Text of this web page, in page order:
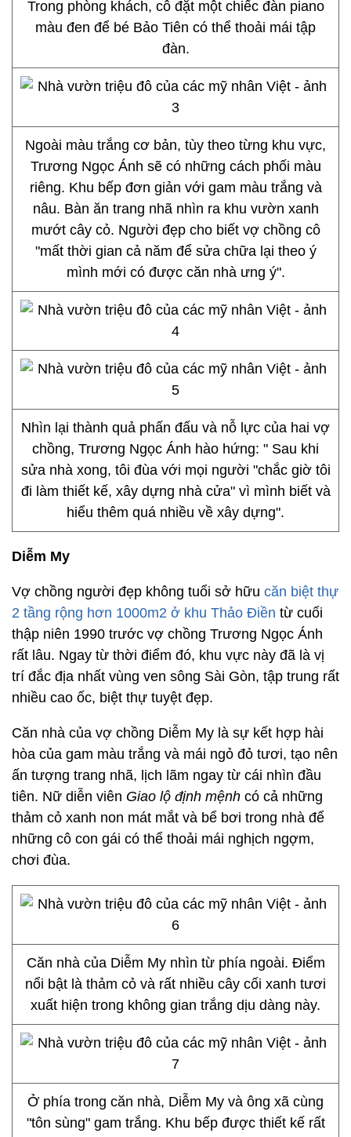
Trong phòng khách, cô đặt một chiếc đàn piano
màu đen để bé Bảo Tiên có thể thoải mái tập
đàn.
Ngoài màu trắng cơ bản, tùy theo từng khu vực,
Trương Ngọc Ánh sẽ có những cách phối màu
riêng. Khu bếp đơn giản với gam màu trắng và
nâu. Bàn ăn trang nhã nhìn ra khu vườn xanh
mướt cây cỏ. Người đẹp cho biết vợ chồng cô
"mất thời gian cả năm để sửa chữa lại theo ý
mình mới có được căn nhà ưng ý".
Nhìn lại thành quả phấn đấu và nỗ lực của hai vợ
chồng, Trương Ngọc Ánh hào hứng: " Sau khi
sửa nhà xong, tôi đùa với mọi người "chắc giờ tôi
đi làm thiết kế, xây dựng nhà cửa" vì mình biết và
hiểu thêm quá nhiều về xây dựng".
Diễm My
Vợ chồng người đẹp không tuổi sở hữu căn biệt thự
2 tầng rộng hơn 1000m2 ở khu Thảo Điền từ cuối
thập niên 1990 trước vợ chồng Trương Ngọc Ánh
rất lâu. Ngay từ thời điểm đó, khu vực này đã là vị
trí đắc địa nhất vùng ven sông Sài Gòn, tập trung rất
nhiều cao ốc, biệt thự tuyệt đẹp.
Căn nhà của vợ chồng Diễm My là sự kết hợp hài
hòa của gam màu trắng và mái ngỏ đỏ tươi, tạo nên
ấn tượng trang nhã, lịch lãm ngay từ cái nhìn đầu
tiên. Nữ diễn viên Giao lộ định mệnh có cả những
thảm cỏ xanh non mát mắt và bể bơi trong nhà để
những cô con gái có thể thoải mái nghịch ngợm,
chơi đùa.
Căn nhà của Diễm My nhìn từ phía ngoài. Điểm
nổi bật là thảm cỏ và rất nhiều cây cối xanh tươi
xuất hiện trong không gian trắng dịu dàng này.
Ở phía trong căn nhà, Diễm My và ông xã cùng
"tôn sùng" gam trắng. Khu bếp được thiết kế rất